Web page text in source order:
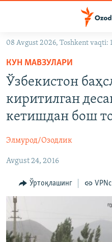
Асосий
навигацияга
ўтинг
Қидиришга
ўтинг
OZODVIDEO
На русском
ИЖТИМОИЙ ТАРМОҚЛАР
Озодлик бошқа
08 Avgust 2026, Toshkent vaqti:
КУН МАВЗУЛАРИ
Ўзбекистон
киритилган
кетишдан бош
Элмурод/Озодлик
Avgust 24, 2016
Ўртоқлашинг